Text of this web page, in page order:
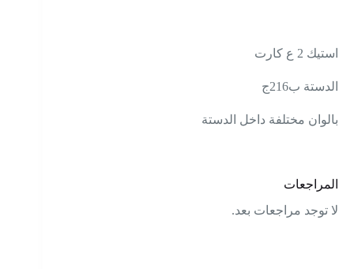
استيك 2 ع كارت
الدستة ب216ج
بالوان مختلفة داخل الدستة
المراجعات
لا توجد مراجعات بعد.